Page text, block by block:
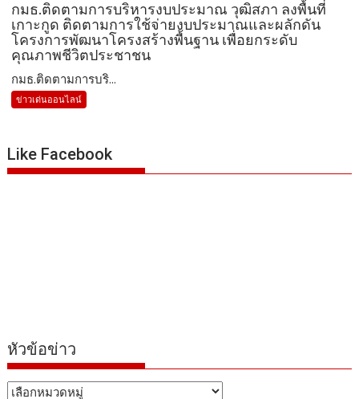
กมธ.ติดตามการบริหารงบประมาณ วุฒิสภา ลงพื้นที่
เกาะกูด ติดตามการใช้จ่ายงบประมาณและผลักดัน
โครงการพัฒนาโครงสร้างพื้นฐาน เพื่อยกระดับ
คุณภาพชีวิตประชาชน
กมธ.ติดตามการบริ...
ข่าวเด่นออนไลน์
Like Facebook
หัวข้อข่าว
หัวข้อ